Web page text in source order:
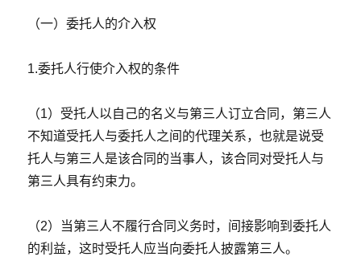
（一）委托人的介入权
1.委托人行使介入权的条件
（1）受托人以自己的名义与第三人订立合同，第三人
不知道受托人与委托人之间的代理关系，也就是说受
托人与第三人是该合同的当事人，该合同对受托人与
第三人具有约束力。
（2）当第三人不履行合同义务时，间接影响到委托人
的利益，这时受托人应当向委托人披露第三人。